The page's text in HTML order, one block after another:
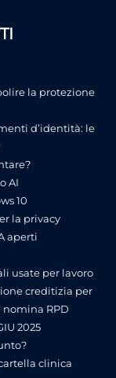
la protezione
d’identità: le
AI
10
la privacy
aperti
usate per lavoro
creditizia per
RPD
2025
clinica